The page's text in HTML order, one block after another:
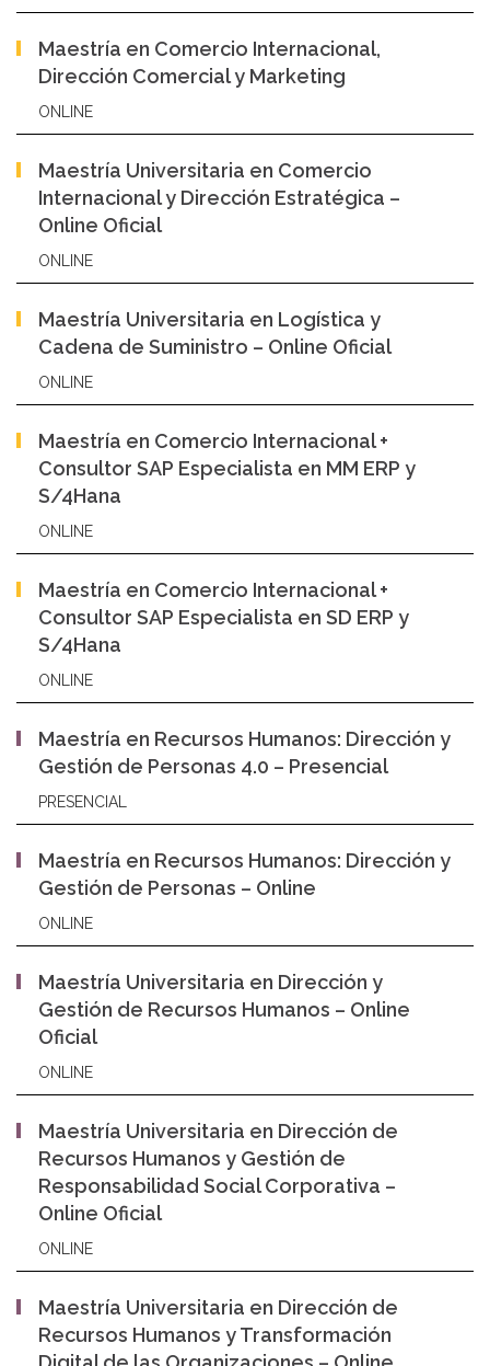
Maestría en Comercio Internacional,
Dirección Comercial y Marketing
ONLINE
Maestría Universitaria en Comercio
Internacional y Dirección Estratégica –
Online Oficial
ONLINE
Maestría Universitaria en Logística y
Cadena de Suministro – Online Oficial
ONLINE
Maestría en Comercio Internacional +
Consultor SAP Especialista en MM ERP y
S/4Hana
ONLINE
Maestría en Comercio Internacional +
Consultor SAP Especialista en SD ERP y
S/4Hana
ONLINE
Maestría en Recursos Humanos: Dirección y
Gestión de Personas 4.0 – Presencial
PRESENCIAL
Maestría en Recursos Humanos: Dirección y
Gestión de Personas – Online
ONLINE
Maestría Universitaria en Dirección y
Gestión de Recursos Humanos – Online
Oficial
ONLINE
Maestría Universitaria en Dirección de
Recursos Humanos y Gestión de
Responsabilidad Social Corporativa –
Online Oficial
ONLINE
Maestría Universitaria en Dirección de
Recursos Humanos y Transformación